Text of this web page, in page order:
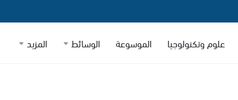
علوم وتكنولوجيا الموسوعة الوسائط المزيد